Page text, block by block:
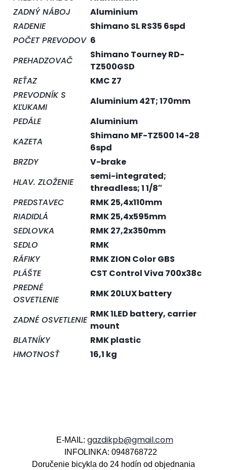
ZADNÝ NÁBOJ
Aluminium
RADENIE
Shimano SL RS35 6spd
POČET PREVODOV 6
PREHADZOVAČ
Shimano Tourney RD-
TZ500GSD
REŤAZ
KMC Z7
PREVODNÍK S
KĽUKAMI
Aluminium 42T; 170mm
PEDÁLE
Aluminium
KAZETA
Shimano MF-TZ500 14-28
6spd
BRZDY
V-brake
HLAV. ZLOŽENIE
semi-integrated;
threadless; 1 1/8″
PREDSTAVEC
RMK 25,4x110mm
RIADIDLÁ
RMK 25,4x595mm
SEDLOVKA
RMK 27,2x350mm
SEDLO
RMK
RÁFIKY
RMK ZION Color GBS
PLÁŠTE
CST Control Viva 700x38c
PREDNÉ
OSVETLENIE
RMK 20LUX battery
ZADNÉ OSVETLENIE
RMK 1LED battery, carrier
mount
BLATNÍKY
RMK plastic
HMOTNOSŤ
16,1 kg
E-MAIL: gazdikpb@gmail.com
INFOLINKA: 0948768722
Doručenie bicykla do 24 hodín od objednania